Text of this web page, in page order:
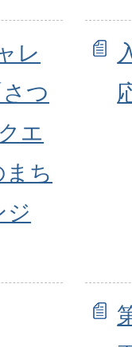
レ
つ
エ
ち
ジ